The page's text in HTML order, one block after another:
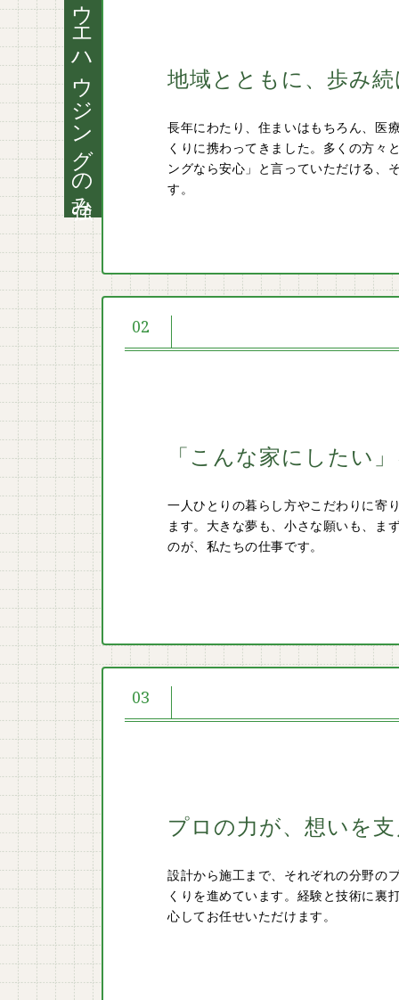
イノウエハウジングの強み 地域とともに、 歩み
長年にわたり、住まいはもちろん、医
くりに携わってきました。多くの方々
ングなら安心」と言っていただける、
す。
02
「こんな家にしたい
一人ひとりの暮らし方やこだわりに寄
ます。大きな夢も、小さな願いも、ま
のが、私たちの仕事です。
03
プロの力が、 想いを
設計から施工まで、それぞれの分野の
くりを進めています。経験と技術に裏
心してお任せいただけます。